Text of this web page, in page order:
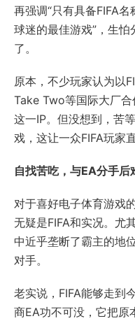
再强调“只有具备FIFA
球迷的最佳游戏”，生
了。
原本，不少玩家认为以
Take Two等国际大厂
这一IP。但没想到，苦
戏，这让一众FIFA玩家
自找苦吃，与EA分手后
对于喜好电子体育游戏
无疑是FIFA和实况。尤
中近乎垄断了霸主的地
对手。
老实说，FIFA能够走到
商EA功不可没，它把原